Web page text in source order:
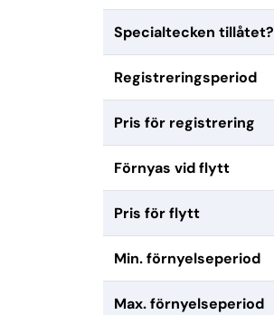
Specialtecken tillåtet?
Registreringsperiod
Pris för registrering
Förnyas vid flytt
Pris för flytt
Min. förnyelseperiod
Max. förnyelseperiod